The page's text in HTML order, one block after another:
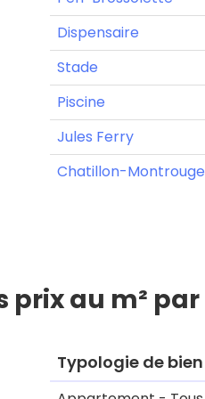
Dispensaire
Stade
Piscine
Jules Ferry
Chatillon-Montrouge
prix au m² par
Typologie de bien